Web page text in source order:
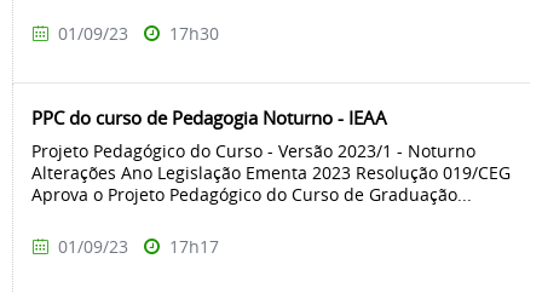
01/09/23 17h30
PPC do curso de Pedagogia Noturno - IEAA
Projeto Pedagógico do Curso - Versão 2023/1 - Noturno
Alterações Ano Legislação Ementa 2023 Resolução 019/CEG
Aprova o Projeto Pedagógico do Curso de Graduação...
01/09/23 17h17